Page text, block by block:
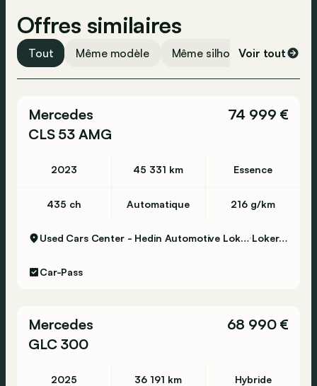
Offres similaires
Tout Même modèle Même silhouette Même
Voir tout
Mercedes
CLS 53 AMG
74 999 €
2023 45 331 km Essence
435 ch Automatique 216 g/km
Used Cars Center - Hedin Automotive Lokeren Lokeren
Car-Pass
Mercedes
GLC 300
68 990 €
2025 36 191 km Hybride